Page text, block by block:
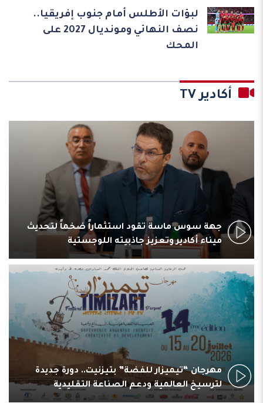
لبؤات الأطلس أمام جنوب إفريقيا..
نصف النهائي ومونديال 2027 على
المحك
أكادير TV
جهة سوس ماسة تقود استثماراً ضخماً لتحديث
ميناء أكادير وتعزيز جاذبيته اللوجستية
مهرجان “تيميزار للفضة” بتيزنيت.. دورة جديدة
لترسيخ العالمية ودعم الصناعة التقليدية